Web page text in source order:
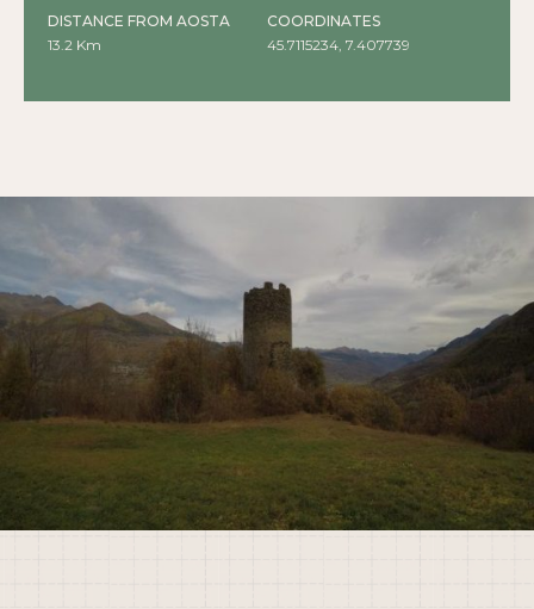
DISTANCE FROM AOSTA
13.2 Km
COORDINATES
45.7115234, 7.407739